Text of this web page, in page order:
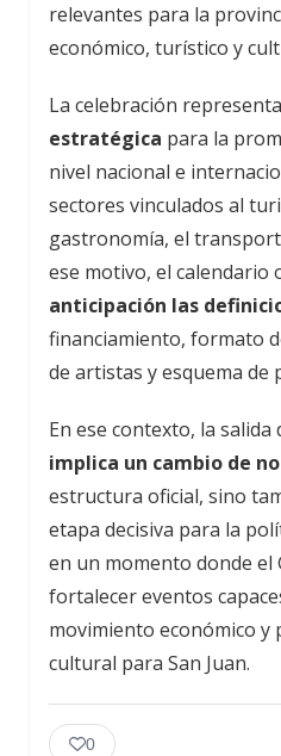
relevantes para la
económico, turístico y
La celebración representa
estratégica para la
nivel nacional e
sectores vinculados al
gastronomía, el
ese motivo, el calendario
anticipación las
financiamiento, formato
de artistas y esquema de
En ese contexto, la salida
implica un cambio de
estructura oficial, sino
etapa decisiva para la
en un momento donde el
fortalecer eventos
movimiento económico y
cultural para San Juan.
0